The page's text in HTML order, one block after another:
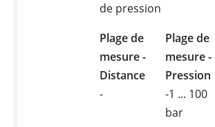
de pression
Plage de
mesure -
Distance
-
Plage de
mesure -
Pression
-1 ... 100
bar